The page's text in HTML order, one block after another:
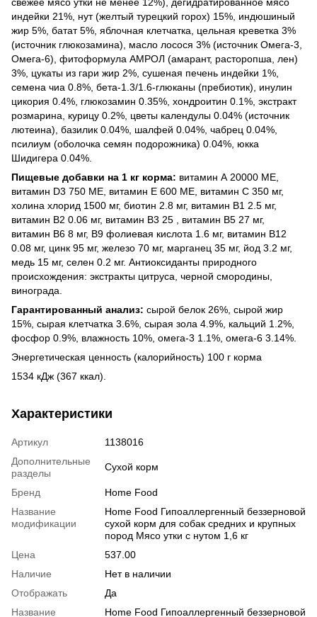
индейки 21%, нут (желтый турецкий горох) 15%, индюшиный
жир 5%, батат 5%, яблочная клетчатка, цельная креветка 3%
(источник глюкозамина), масло лосося 3% (источник Омега-3,
Омега-6), фитоформула АМРОЛ (амарант, расторопша, лен)
3%, цукаты из гари жир 2%, сушеная печень индейки 1%,
семена чиа 0.8%, бета-1.3/1.6-глюканы (пребиотик), инулин
цикория 0.4%, глюкозамин 0.35%, хондроитин 0.1%, экстракт
розмарина, курицу 0.2%, цветы календулы 0.04% (источник
лютеина), базилик 0.04%, шалфей 0.04%, чабрец 0.04%,
псилиум (оболочка семян подорожника) 0.04%, юкка
Шидигера 0.04%.
Пищевые добавки на 1 кг корма: витамин А 20000 МЕ,
витамин D3 750 МЕ, витамин Е 600 МЕ, витамин С 350 мг,
холина хлорид 1500 мг, биотин 2.8 мг, витамин В1 2.5 мг,
витамин В2 0.06 мг, витамин В3 25 , витамин В5 27 мг,
витамин В6 8 мг, В9 фолиевая кислота 1.6 мг, витамин В12
0.08 мг, цинк 95 мг, железо 70 мг, марганец 35 мг, йод 3.2 мг,
медь 15 мг, селен 0.2 мг. Антиоксиданты природного
происхождения: экстракты цитруса, черной смородины,
винограда.
Гарантированный анализ: сырой белок 26%, сырой жир
15%, сырая клетчатка 3.6%, сырая зола 4.9%, кальций 1.2%,
фосфор 0.9%, влажность 10%, омега-3 1.1%, омега-6 3.14%.
Энергетическая ценность (калорийность) 100 г корма
1534 кДж (367 ккал).
Характеристики
Артикул
1138016
Дополнительные
разделы
Сухой корм
Бренд
Home Food
Название
модификации
Home Food Гипоаллергенный беззерновой
сухой корм для собак средних и крупных
пород Мясо утки с нутом 1,6 кг
Цена
537.00
Наличие
Нет в наличии
Отображать
Да
Название
Home Food Гипоаллергенный беззерновой